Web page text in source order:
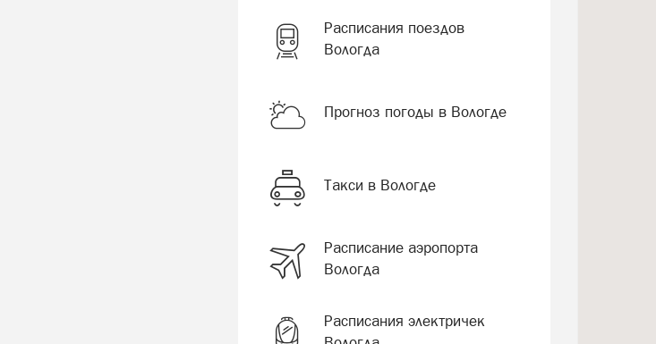
Расписания поездов
Вологда
Прогноз погоды в Вологде
Такси в Вологде
Расписание аэропорта
Вологда
Расписания электричек